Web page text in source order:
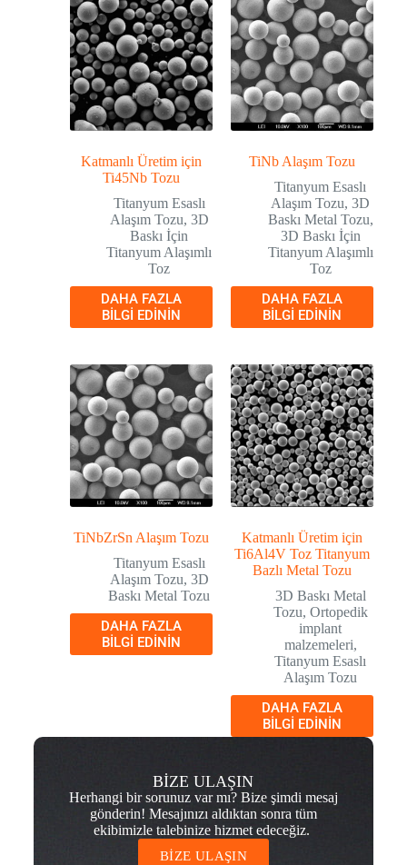
Katmanlı Üretim için
Ti45Nb Tozu
Titanyum Esaslı
Alaşım Tozu, 3D
Baskı İçin
Titanyum Alaşımlı
Toz
DAHA FAZLA
BILGI EDININ
TiNb Alaşım Tozu
Titanyum Esaslı
Alaşım Tozu,3D
Baskı Metal Tozu,
3D Baskı İçin
Titanyum Alaşımlı
Toz
DAHA FAZLA
BILGI EDININ
TiNbZrSn Alaşım Tozu
Titanyum Esaslı
Alaşım Tozu, 3D
Baskı Metal Tozu
DAHA FAZLA
BILGI EDININ
Katmanlı Üretim için
Ti6Al4V Toz Titanyum
Bazlı Metal Tozu
3D Baskı Metal
Tozu, Ortopedik
implant
malzemeleri,
Titanyum Esaslı
Alaşım Tozu
DAHA FAZLA
BILGI EDININ
BİZE ULAŞIN
Herhangi bir sorunuz var mı? Bize şimdi mesaj
gönderin! Mesajınızı aldıktan sonra tüm
ekibimizle talebinize hizmet edeceğiz.
BİZE ULAŞIN